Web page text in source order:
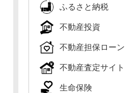
ふるさと納税
不動産投資
不動産担保ローン
不動産査定サイト
生命保険